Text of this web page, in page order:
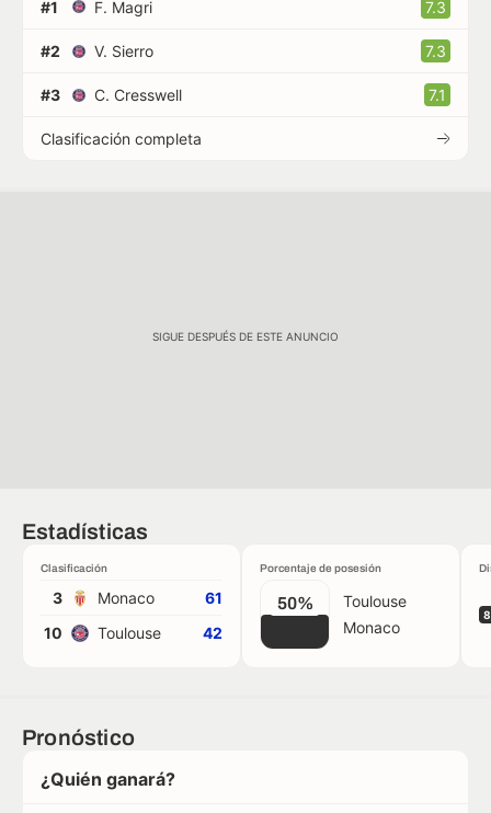
#1 F. Magri 7.3
#2 V. Sierro 7.3
#3 C. Cresswell 7.1
Clasificación completa
SIGUE DESPUÉS DE ESTE ANUNCIO
Estadísticas
Clasificación
3 Monaco
61
10
Toulouse 42
Porcentaje de posesión
50%
Toulouse
Monaco
8
Pronóstico
¿Quién ganará?